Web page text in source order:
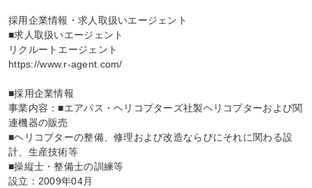
採用企業情報・求人取扱いエージェント
■求人取扱いエージェント
リクルートエージェント
https://www.r-agent.com/
■採用企業情報
事業内容：■エアバス・ヘリコプターズ社製ヘリコプターおよび関
連機器の販売
■ヘリコプターの整備、修理および改造ならびにそれに関わる設
計、生産技術等
■操縦士・整備士の訓練等
設立：2009年04月